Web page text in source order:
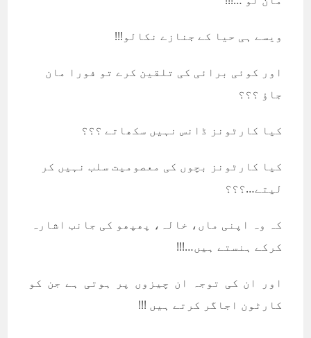
ویسے ہی حیا کے جنازے نکالو!!!
اور کوئی برائی کی تلقین کرے تو فورا مان
جاؤ ؟؟؟
کیا کارٹونز ڈانس نہیں سکھاتے ؟؟؟
کیا کارٹونز بچوں کی معصومیت سلب نہیں کر
لیتے…؟؟؟
کہ وہ اپنی ماں، خالہ، پھپھو کی جانب اشارہ
کرکے ہنستے ہیں…!!!
اور ان کی توجہ ان چیزوں پر ہوتی ہے جن کو
کارٹون اجاگر کرتے ہیں !!!